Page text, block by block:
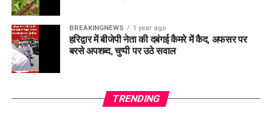
BREAKINGNEWS 1 year ago
हरिद्वार में बीजेपी नेता की दबंगई कैमरे में कैद, अफसर पर
बरसे अपशब्द, चुप्पी पर उठे सवाल
TRENDING